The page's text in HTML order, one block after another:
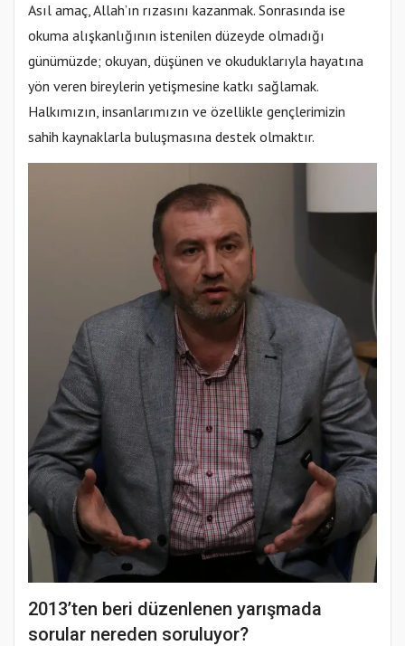
Asıl amaç, Allah’ın rızasını kazanmak. Sonrasında ise
okuma alışkanlığının istenilen düzeyde olmadığı
günümüzde; okuyan, düşünen ve okuduklarıyla hayatına
yön veren bireylerin yetişmesine katkı sağlamak.
Halkımızın, insanlarımızın ve özellikle gençlerimizin
sahih kaynaklarla buluşmasına destek olmaktır.
2013’ten beri düzenlenen yarışmada
sorular nereden soruluyor?